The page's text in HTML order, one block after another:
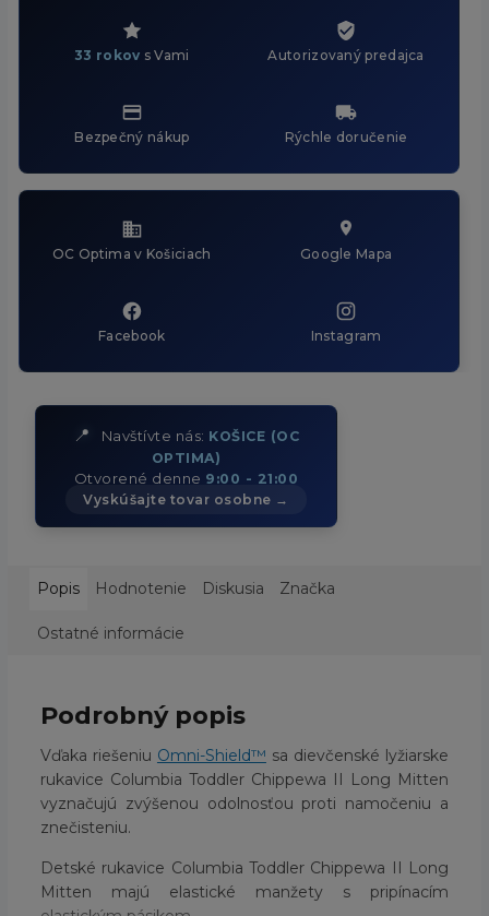
33 rokov s Vami Autorizovaný predajca
Bezpečný nákup Rýchle doručenie
OC Optima v Košiciach Google Mapa
Facebook Instagram
📍 Navštívte nás: KOŠICE (OC
OPTIMA)
Otvorené denne 9:00 - 21:00
Vyskúšajte tovar osobne →
Popis Hodnotenie Diskusia Značka
Ostatné informácie
Podrobný popis
Vďaka riešeniu Omni-Shield™ sa dievčenské lyžiarske
rukavice Columbia Toddler Chippewa II Long Mitten
vyznačujú zvýšenou odolnosťou proti namočeniu a
znečisteniu.
Detské rukavice Columbia Toddler Chippewa II Long
Mitten majú elastické manžety s pripínacím